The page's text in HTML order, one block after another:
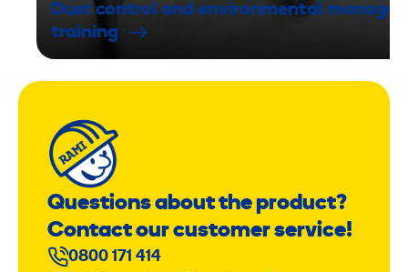
Dust control and environmental
training
Questions about the product?
Contact our customer service!
0800 171 414